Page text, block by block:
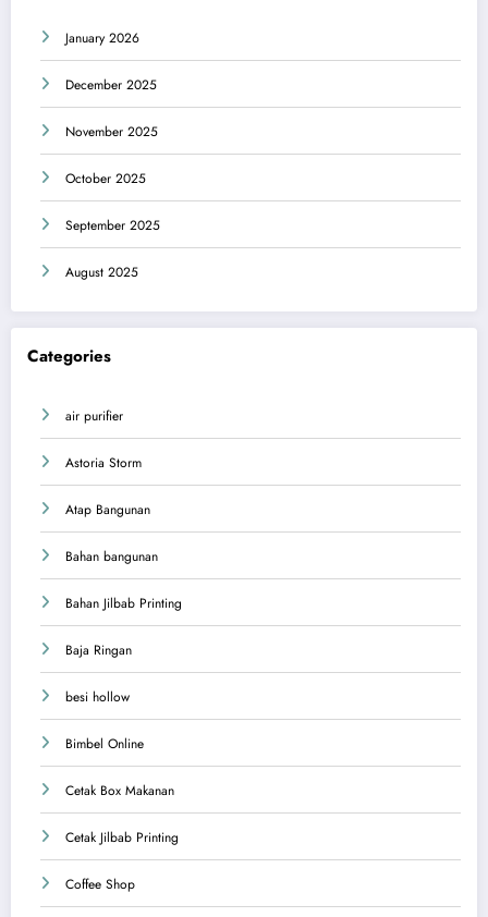
January 2026
December 2025
November 2025
October 2025
September 2025
August 2025
Categories
air purifier
Astoria Storm
Atap Bangunan
Bahan bangunan
Bahan Jilbab Printing
Baja Ringan
besi hollow
Bimbel Online
Cetak Box Makanan
Cetak Jilbab Printing
Coffee Shop